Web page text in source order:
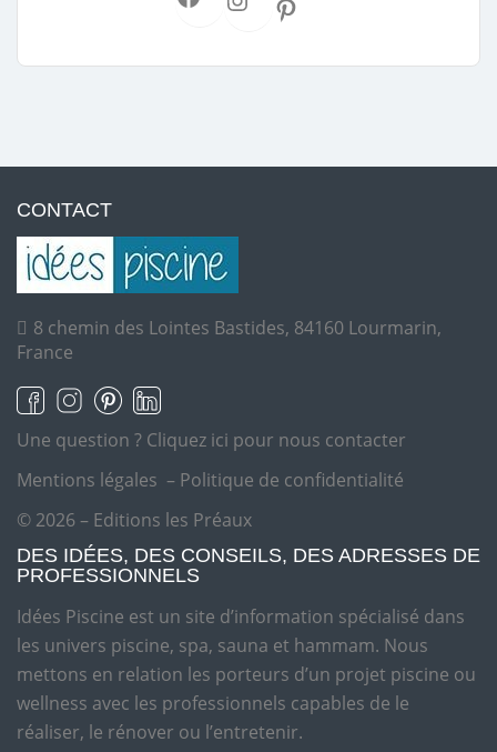
CONTACT
8 chemin des Lointes Bastides, 84160 Lourmarin,
France
Une question ? Cliquez ici pour nous contacter
Mentions légales – Politique de confidentialité
© 2026 – Editions les Préaux
DES IDÉES, DES CONSEILS, DES ADRESSES DE
PROFESSIONNELS
Idées Piscine est un site d’information spécialisé dans
les univers piscine, spa, sauna et hammam. Nous
mettons en relation les porteurs d’un projet piscine ou
wellness avec les professionnels capables de le
réaliser, le rénover ou l’entretenir.